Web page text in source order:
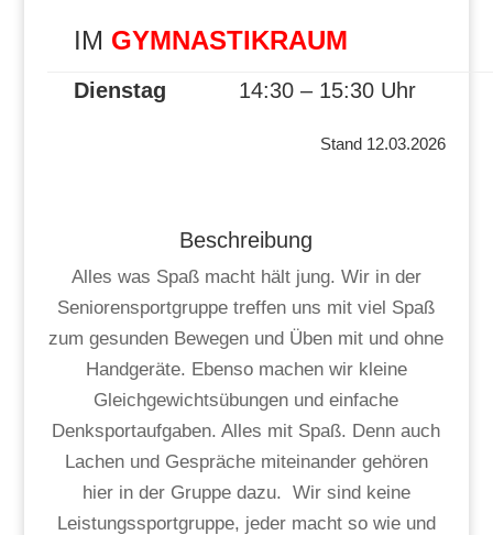
IM GYMNASTIKRAUM
Dienstag 14:30 – 15:30 Uhr
Stand 12.03.2026
Beschreibung
Alles was Spaß macht hält jung. Wir in der
Seniorensportgruppe treffen uns mit viel Spaß
zum gesunden Bewegen und Üben mit und ohne
Handgeräte. Ebenso machen wir kleine
Gleichgewichtsübungen und einfache
Denksportaufgaben. Alles mit Spaß. Denn auch
Lachen und Gespräche miteinander gehören
hier in der Gruppe dazu. Wir sind keine
Leistungssportgruppe, jeder macht so wie und